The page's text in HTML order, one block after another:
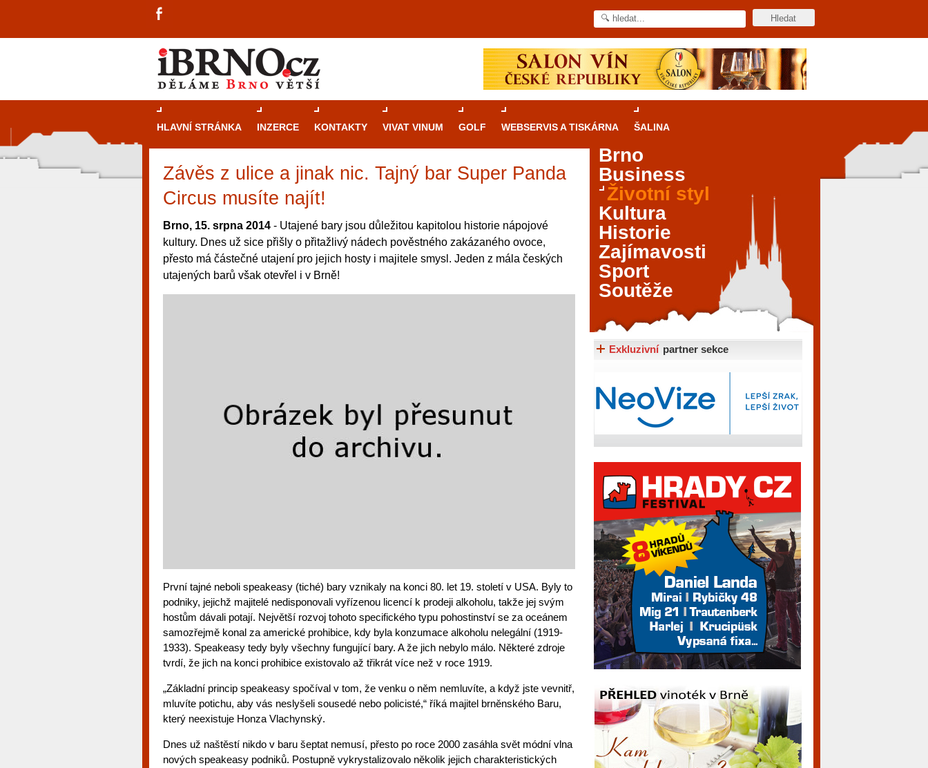
HLAVNÍ STRÁNKA INZERCE KONTAKTY VIVAT VINUM GOLF WEBSERVIS A TISKÁRNA ŠALINA
Závěs z ulice a jinak nic. Tajný bar Super Panda
Circus musíte najít!
Brno, 15. srpna 2014 - Utajené bary jsou důležitou kapitolou historie nápojové
kultury. Dnes už sice přišly o přitažlivý nádech pověstného zakázaného ovoce,
přesto má částečné utajení pro jejich hosty i majitele smysl. Jeden z mála českých
utajených barů však otevřel i v Brně!
První tajné neboli speakeasy (tiché) bary vznikaly na konci 80. let 19. století v USA. Byly to
podniky, jejichž majitelé nedisponovali vyřízenou licencí k prodeji alkoholu, takže jej svým
hostům dávali potají. Největší rozvoj tohoto specifického typu pohostinství se za oceánem
samozřejmě konal za americké prohibice, kdy byla konzumace alkoholu nelegální (1919-
1933). Speakeasy tedy byly všechny fungující bary. A že jich nebylo málo. Některé zdroje
tvrdí, že jich na konci prohibice existovalo až třikrát více než v roce 1919.
„Základní princip speakeasy spočíval v tom, že venku o něm nemluvíte, a když jste vevnitř,
mluvíte potichu, aby vás neslyšeli sousedé nebo policisté,“ říká majitel brněnského Baru,
který neexistuje Honza Vlachynský.
Dnes už naštěstí nikdo v baru šeptat nemusí, přesto po roce 2000 zasáhla svět módní vlna
nových speakeasy podniků. Postupně vykrystalizovalo několik jejich charakteristických
Průvodce kasinovými hrami v Brně: Od
Brno je městem známým pro zajímavé památky, skvělé
restaurace, divadla a univerzity. Mimo jiné je ale také
místem, kde si můžete legálně a bezpečně vyzkoušet
různé kasinové hry. V neustále kvetoucí moravské
Brno
Business
Životní styl
Kultura
Historie
Zajímavosti
Sport
Soutěže
Exkluzivní partner sekce